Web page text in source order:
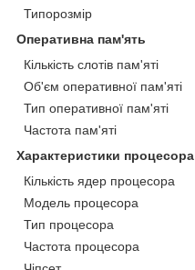
Типорозмір
Оперативна пам'ять
Кількість слотів пам'яті
Об'єм оперативної пам'яті
Тип оперативної пам'яті
Частота пам'яті
Характеристики процесора
Кількість ядер процесора
Модель процесора
Тип процесора
Частота процесора